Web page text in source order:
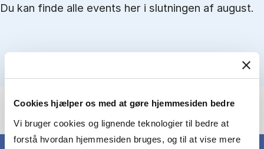
Cookies hjælper os med at gøre hjemmesiden bedre
Vi bruger cookies og lignende teknologier til bedre at
forstå hvordan hjemmesiden bruges, og til at vise mere
Du kan finde alle events her i slutningen af august.